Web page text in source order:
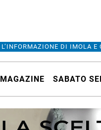
L’INFORMAZIONE DI IMOLA E
MAGAZINE SABATO